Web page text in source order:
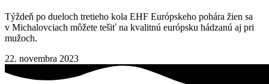
Týždeň po dueloch tretieho kola EHF Európskeho pohára žien sa
v Michalovciach môžete tešiť na kvalitnú európsku hádzanú aj pri
mužoch.
22. novembra 2023